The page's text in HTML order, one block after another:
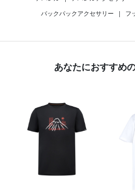
バックパックアクセサリー
| フ
あなたにおすすめ